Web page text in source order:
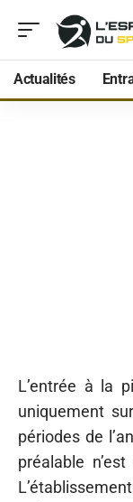
Actualités
L’entrée à la
uniquement
périodes de
préalable